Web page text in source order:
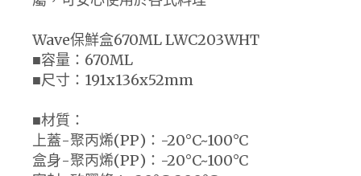
Wave保鮮盒670ML LWC203WHT
■容量：670ML
■尺寸：191x136x52mm
■材質：
上蓋-聚丙烯(PP)：-20°C~100°C
盒身-聚丙烯(PP)：-20°C~100°C